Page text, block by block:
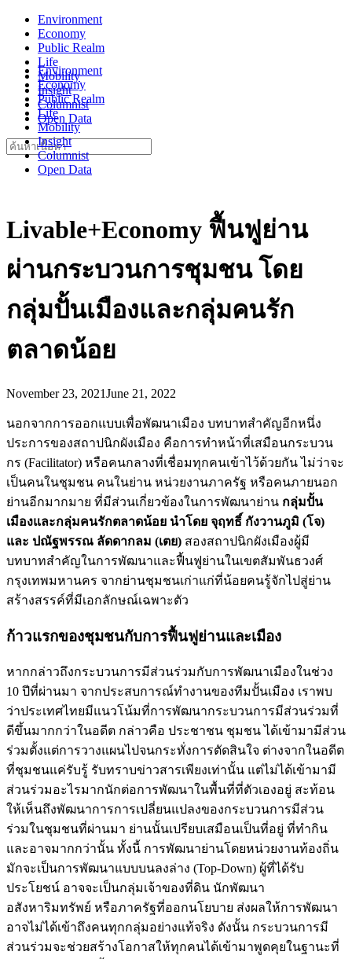
Skip
content
Environment
Economy
Public Realm
Life
Mobility
Insight
Columnist
Open Data
Environment
Economy
Public Realm
Life
Mobility
Insight
Columnist
Open Data
Search
for:
Livable+Economy ฟื้นฟูย่าน
ผ่านกระบวนการชุมชน โดย
กลุ่มปั้นเมืองและกลุ่มคนรัก
ตลาดน้อย
November 23, 2021June 21, 2022
นอกจากการออกแบบเพื่อพัฒนาเมือง บทบาทสำคัญอีกหนึ่ง
ประการของสถาปนิกผังเมือง คือการทำหน้าที่เสมือนกระบวน
กร (Facilitator) หรือคนกลางที่เชื่อมทุกคนเข้าไว้ด้วยกัน ไม่ว่าจะ
เป็นคนในชุมชน คนในย่าน หน่วยงานภาครัฐ หรือคนภายนอก
ย่านอีกมากมาย ที่มีส่วนเกี่ยวข้องในการพัฒนาย่าน กลุ่มปั้น
เมืองและกลุ่มคนรักตลาดน้อย นำโดย จุฤทธิ์ กังวานภูมิ (โจ)
และ ปณัฐพรรณ ลัดดากลม (เตย) สองสถาปนิกผังเมืองผู้มี
บทบาทสำคัญในการพัฒนาและฟื้นฟูย่านในเขตสัมพันธวงศ์
กรุงเทพมหานคร จากย่านชุมชนเก่าแก่ที่น้อยคนรู้จักไปสู่ย่าน
สร้างสรรค์ที่มีเอกลักษณ์เฉพาะตัว
ก้าวแรกของชุมชนกับการฟื้นฟูย่านและเมือง
หากกล่าวถึงกระบวนการมีส่วนร่วมกับการพัฒนาเมืองในช่วง
10 ปีที่ผ่านมา จากประสบการณ์ทำงานของทีมปั้นเมือง เราพบ
ว่าประเทศไทยมีแนวโน้มที่การพัฒนากระบวนการมีส่วนร่วมที่
ดีขึ้นมากกว่าในอดีต กล่าวคือ ประชาชน ชุมชน ได้เข้ามามีส่วน
ร่วมตั้งแต่การวางแผนไปจนกระทั่งการตัดสินใจ ต่างจากในอดีต
ที่ชุมชนแค่รับรู้ รับทราบข่าวสารเพียงเท่านั้น แต่ไม่ได้เข้ามามี
ส่วนร่วมอะไรมากนักต่อการพัฒนาในพื้นที่ที่ตัวเองอยู่ สะท้อน
ให้เห็นถึงพัฒนาการการเปลี่ยนแปลงของกระบวนการมีส่วน
ร่วมในชุมชนที่ผ่านมา ย่านนั้นเปรียบเสมือนเป็นที่อยู่ ที่ทำกิน
และอาจมากกว่านั้น ทั้งนี้ การพัฒนาย่านโดยหน่วยงานท้องถิ่น
มักจะเป็นการพัฒนาแบบบนลงล่าง (Top-Down) ผู้ที่ได้รับ
ประโยชน์ อาจจะเป็นกลุ่มเจ้าของที่ดิน นักพัฒนา
อสังหาริมทรัพย์ หรือภาครัฐที่ออกนโยบาย ส่งผลให้การพัฒนา
อาจไม่ได้เข้าถึงคนทุกกลุ่มอย่างแท้จริง ดังนั้น กระบวนการมี
ส่วนร่วมจะช่วยสร้างโอกาสให้ทุกคนได้เข้ามาพูดคุยในฐานะที่